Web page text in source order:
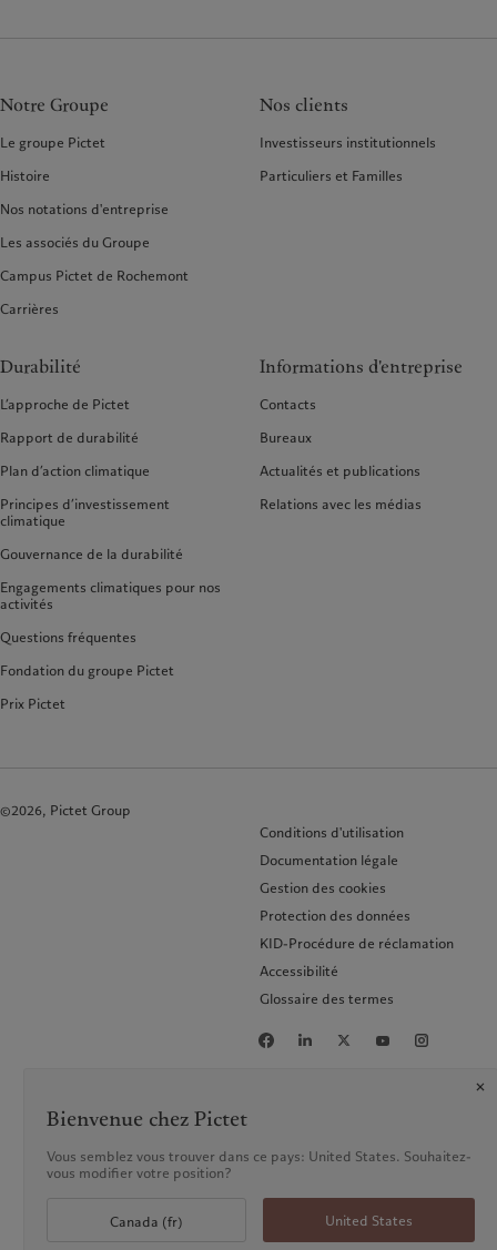
Notre Groupe
Le groupe Pictet
Histoire
Nos notations d'entreprise
Les associés du Groupe
Campus Pictet de Rochemont
Carrières
Nos clients
Investisseurs institutionnels
Particuliers et Familles
Durabilité
L’approche de Pictet
Rapport de durabilité
Plan d’action climatique
Principes d’investissement
climatique
Gouvernance de la durabilité
Engagements climatiques pour nos
activités
Questions fréquentes
Fondation du groupe Pictet
Prix Pictet
Informations d'entreprise
Contacts
Bureaux
Actualités et publications
Relations avec les médias
©2026, Pictet Group
Conditions d'utilisation
Documentation légale
Gestion des cookies
Protection des données
KID-Procédure de réclamation
Accessibilité
Glossaire des termes
Bienvenue chez Pictet
Vous semblez vous trouver dans ce pays: United States. Souhaitez-
vous modifier votre position?
Canada (fr) United States